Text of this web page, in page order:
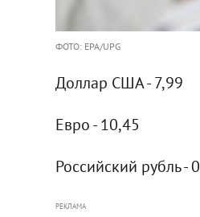
ФОТО: EPA/UPG
Доллар США - 7,99
Евро - 10,45
Российский рубль -
РЕКЛАМА